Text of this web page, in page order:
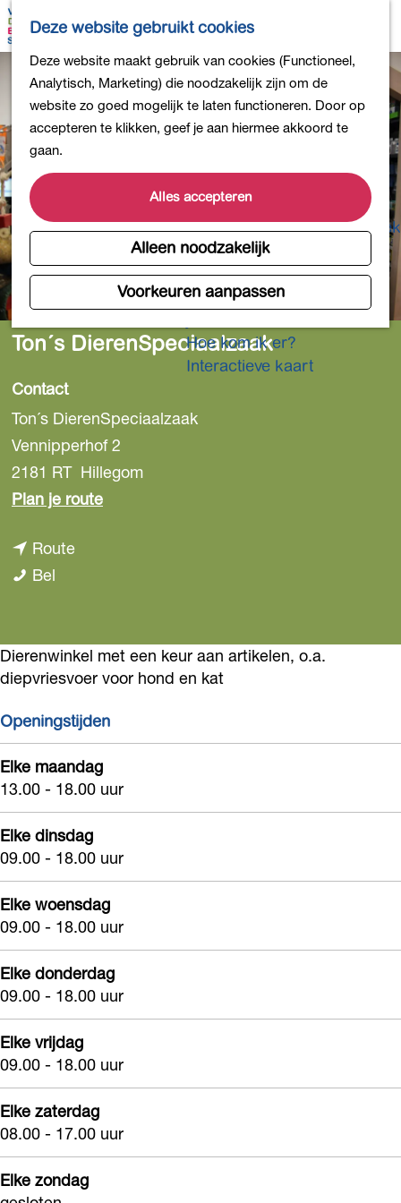
Deze website gebruikt cookies
Deze website maakt gebruik van cookies (Functioneel,
Analytisch, Marketing) die noodzakelijk zijn om de
website zo goed mogelijk te laten functioneren. Door op
accepteren te klikken, geef je aan hiermee akkoord te
gaan.
Alles accepteren
Alleen noodzakelijk
Voorkeuren aanpassen
a
a
r
d
e
h
o
m
e
K
a
r
t
Z
e
k
e
n
e
n
u
Bollen en Bloemen
Uit eten
DB4daagse - Inschrijven
Kinderactiviteiten
De natuur in
Musea en meer
Producten uit de Bollenstreek
Gezond en actief
Overnachten
Hoe kom ik er?
Interactieve kaart
Ton´s DierenSpeciaalzaak
Contact
Ton´s DierenSpeciaalzaak
Vennipperhof 2
2181 RT Hillegom
Plan je routen
n
´
s
D
i
e
S
p
e
c
i
a
l
a
Routen
T
o
s
D
i
e
r
e
n
S
p
e
i
a
a
l
a
Bel
´
s
i
e
r
e
n
S
p
e
c
i
a
l
z
a
a
Dierenwinkel met een keur aan artikelen, o.a.
diepvriesvoer voor hond en kat
Openingstijden
Elke maandag
13.00 - 18.00 uur
Elke dinsdag
09.00 - 18.00 uur
Elke woensdag
09.00 - 18.00 uur
Elke donderdag
09.00 - 18.00 uur
Elke vrijdag
09.00 - 18.00 uur
Elke zaterdag
08.00 - 17.00 uur
Elke zondag